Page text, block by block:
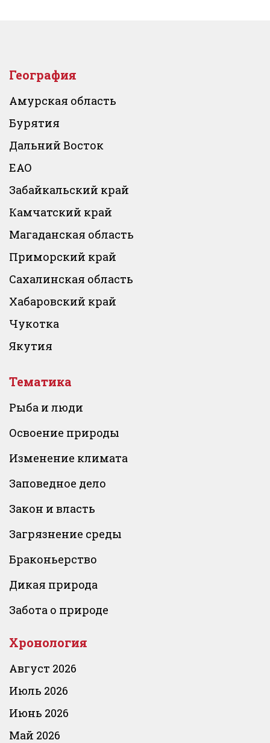
География
Амурская область
Бурятия
Дальний Восток
ЕАО
Забайкальский край
Камчатский край
Магаданская область
Приморский край
Сахалинская область
Хабаровский край
Чукотка
Якутия
Тематика
Рыба и люди
Освоение природы
Изменение климата
Заповедное дело
Закон и власть
Загрязнение среды
Браконьерство
Дикая природа
Забота о природе
Хронология
Август 2026
Июль 2026
Июнь 2026
Май 2026